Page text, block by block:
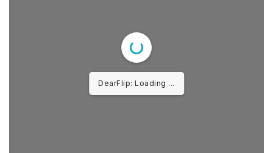
DearFlip: Loading ...